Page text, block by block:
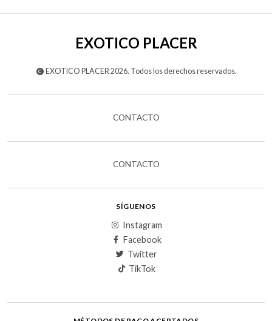
EXOTICO PLACER
EXOTICO PLACER 2026. Todos los derechos reservados.
CONTACTO
CONTACTO
SÍGUENOS
Instagram
Facebook
Twitter
TikTok